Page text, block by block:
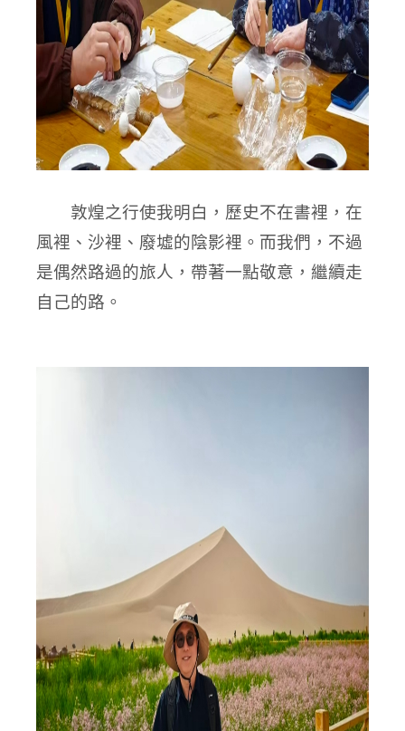
敦煌之行使我明白，歷史不在書裡，在
風裡、沙裡、廢墟的陰影裡。而我們，不過
是偶然路過的旅人，帶著一點敬意，繼續走
自己的路。